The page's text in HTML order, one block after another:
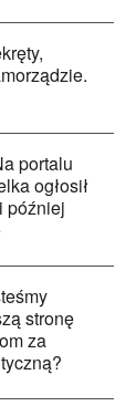
portalu
ogłosił
później
stronę
za